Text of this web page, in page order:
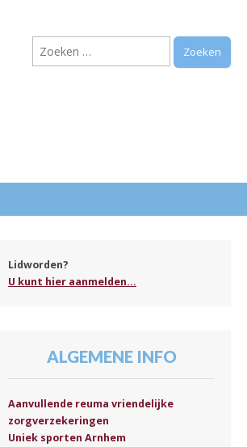
Zoeken
naar:
Lidworden?
U kunt hier aanmelden...
ALGEMENE INFO
Aanvullende reuma vriendelijke
zorgverzekeringen
Uniek sporten Arnhem